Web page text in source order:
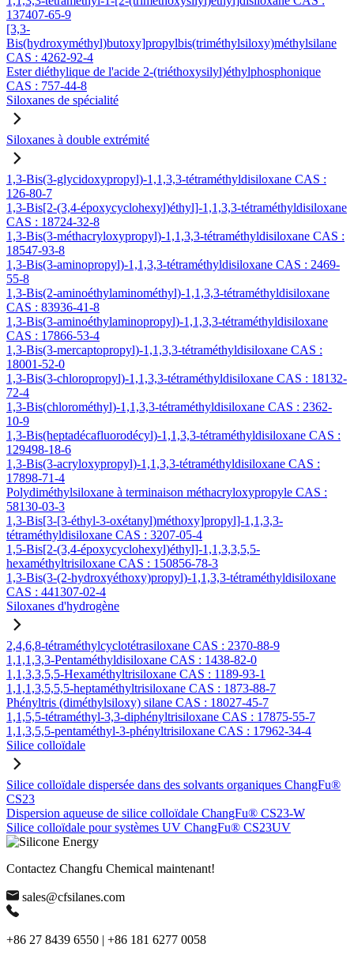
137407-65-9
[3,3-
Bis(hydroxyméthyl)butoxy]propylbis(triméthylsiloxy)méthylsilane
CAS : 4262-92-4
Ester diéthylique de l'acide 2-(triéthoxysilyl)éthylphosphonique
CAS : 757-44-8
Siloxanes de spécialité
Siloxanes à double extrémité
1,3-Bis(3-glycidoxypropyl)-1,1,3,3-tétraméthyldisiloxane CAS :
126-80-7
1,3-Bis[2-(3,4-époxycyclohexyl)éthyl]-1,1,3,3-tétraméthyldisiloxane
CAS : 18724-32-8
1,3-Bis(3-méthacryloxypropyl)-1,1,3,3-tétraméthyldisiloxane CAS :
18547-93-8
1,3-Bis(3-aminopropyl)-1,1,3,3-tétraméthyldisiloxane CAS : 2469-
55-8
1,3-Bis(2-aminoéthylaminométhyl)-1,1,3,3-tétraméthyldisiloxane
CAS : 83936-41-8
1,3-Bis(3-aminoéthylaminopropyl)-1,1,3,3-tétraméthyldisiloxane
CAS : 17866-53-4
1,3-Bis(3-mercaptopropyl)-1,1,3,3-tétraméthyldisiloxane CAS :
18001-52-0
1,3-Bis(3-chloropropyl)-1,1,3,3-tétraméthyldisiloxane CAS : 18132-
72-4
1,3-Bis(chlorométhyl)-1,1,3,3-tétraméthyldisiloxane CAS : 2362-
10-9
1,3-Bis(heptadécafluorodécyl)-1,1,3,3-tétraméthyldisiloxane CAS :
129498-18-6
1,3-Bis(3-acryloxypropyl)-1,1,3,3-tétraméthyldisiloxane CAS :
17898-71-4
Polydiméthylsiloxane à terminaison méthacryloxypropyle CAS :
58130-03-3
1,3-Bis[3-[3-éthyl-3-oxétanyl)méthoxy]propyl]-1,1,3,3-
tétraméthyldisiloxane CAS : 3207-05-4
1,5-Bis[2-(3,4-époxycyclohexyl)éthyl]-1,1,3,3,5,5-
hexaméthyltrisiloxane CAS : 150856-78-3
1,3-Bis(3-(2-hydroxyéthoxy)propyl)-1,1,3,3-tétraméthyldisiloxane
CAS : 441307-02-4
Siloxanes d'hydrogène
2,4,6,8-tétraméthylcyclotétrasiloxane CAS : 2370-88-9
1,1,1,3,3-Pentaméthyldisiloxane CAS : 1438-82-0
1,1,3,3,5,5-Hexaméthyltrisiloxane CAS : 1189-93-1
1,1,1,3,5,5,5-heptaméthyltrisiloxane CAS : 1873-88-7
Phényltris (diméthylsiloxy) silane CAS : 18027-45-7
1,1,5,5-tétraméthyl-3,3-diphényltrisiloxane CAS : 17875-55-7
1,1,3,5,5-pentaméthyl-3-phényltrisiloxane CAS : 17962-34-4
Silice colloïdale
Silice colloïdale dispersée dans des solvants organiques ChangFu®
CS23
Dispersion aqueuse de silice colloïdale ChangFu® CS23-W
Silice colloïdale pour systèmes UV ChangFu® CS23UV
Contactez Changfu Chemical maintenant!
sales@cfsilanes.com
+86 27 8439 6550 | +86 181 6277 0058